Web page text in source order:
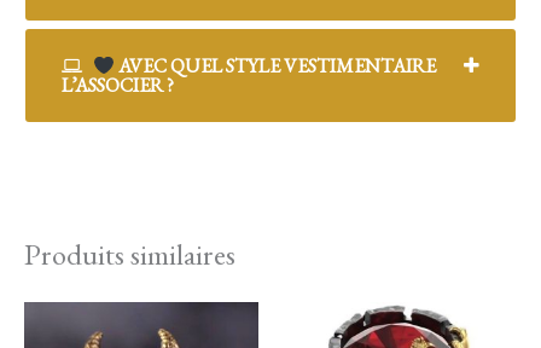
AVEC QUEL STYLE VESTIMENTAIRE
L’ASSOCIER ?
Produits similaires